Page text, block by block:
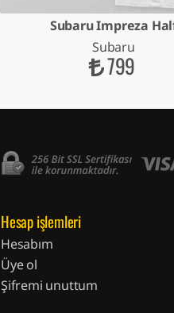
Subaru Impreza
Subaru
799
Hesap işlemleri
Hesabım
Üye ol
Şifremi unuttum